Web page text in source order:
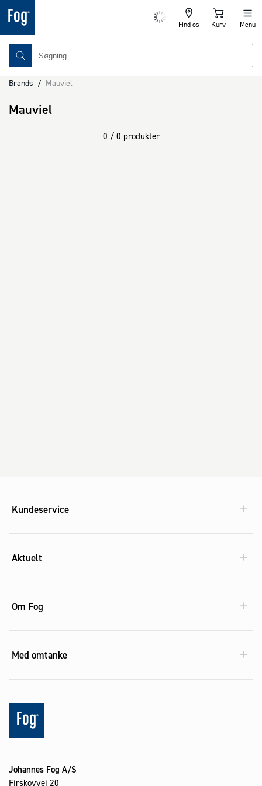
Find os Kurv Menu
Brands / Mauviel
Mauviel
0 / 0 produkter
Kundeservice
Aktuelt
Om Fog
Med omtanke
Johannes Fog A/S
Firskovvej 20